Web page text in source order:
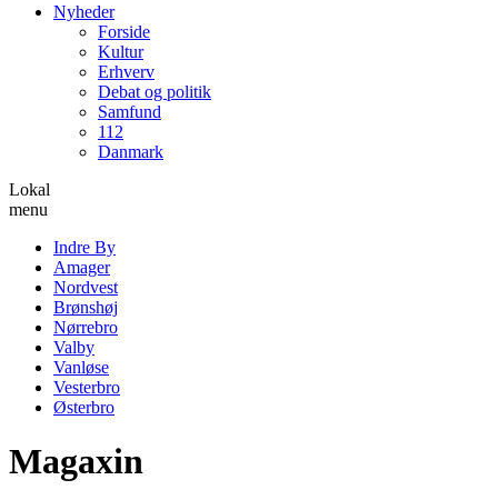
Nyheder
Forside
Kultur
Erhverv
Debat og politik
Samfund
112
Danmark
Lokal
menu
Indre By
Amager
Nordvest
Brønshøj
Nørrebro
Valby
Vanløse
Vesterbro
Østerbro
Magaxin